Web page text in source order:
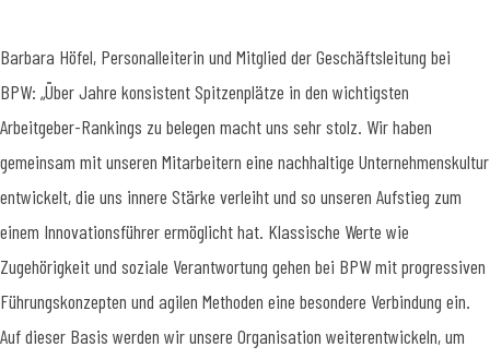
Barbara Höfel, Personalleiterin und Mitglied der Geschäftsleitung bei
BPW: „Über Jahre konsistent Spitzenplätze in den wichtigsten
Arbeitgeber-Rankings zu belegen macht uns sehr stolz. Wir haben
gemeinsam mit unseren Mitarbeitern eine nachhaltige Unternehmenskultur
entwickelt, die uns innere Stärke verleiht und so unseren Aufstieg zum
einem Innovationsführer ermöglicht hat. Klassische Werte wie
Zugehörigkeit und soziale Verantwortung gehen bei BPW mit progressiven
Führungskonzepten und agilen Methoden eine besondere Verbindung ein.
Auf dieser Basis werden wir unsere Organisation weiterentwickeln, um